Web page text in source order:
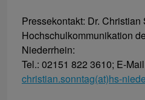
Pressekontakt: Dr.
Hochschulkommunikation
Niederrhein:
Tel.: 02151 822 3610; E-
christian.sonntag(at)hs-